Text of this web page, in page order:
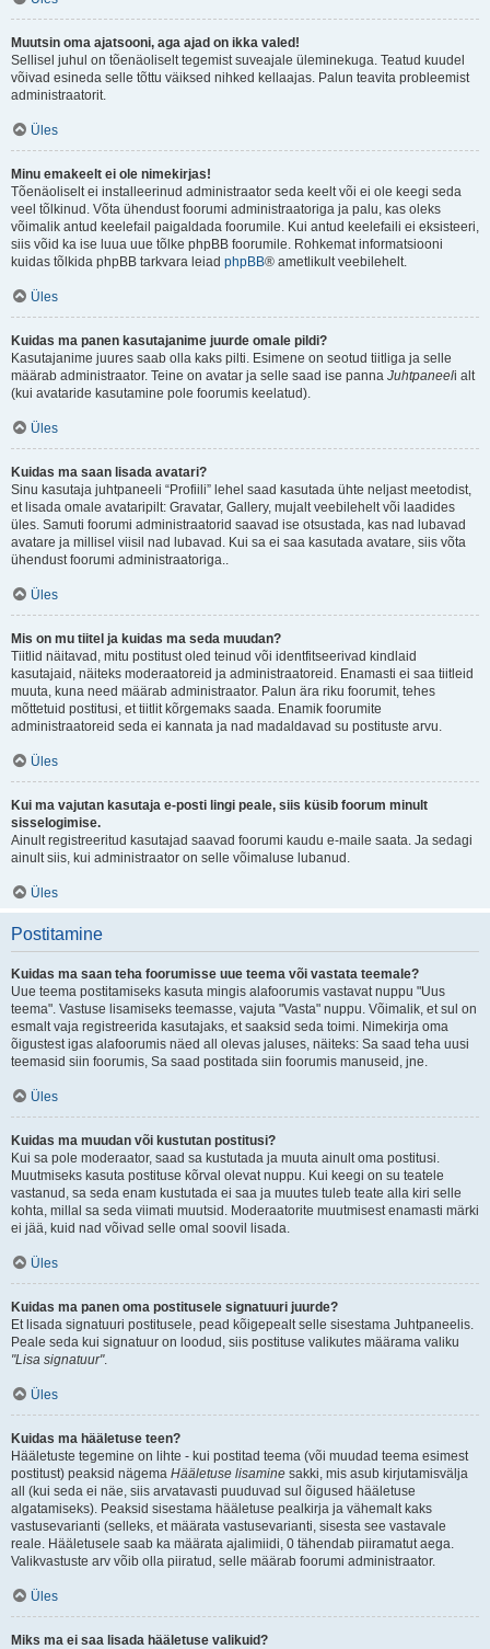
Muutsin oma ajatsooni, aga ajad on ikka valed!
Sellisel juhul on tõenäoliselt tegemist suveajale üleminekuga. Teatud kuudel
võivad esineda selle tõttu väiksed nihked kellaajas. Palun teavita probleemist
administraatorit.
Üles
Minu emakeelt ei ole nimekirjas!
Tõenäoliselt ei installeerinud administraator seda keelt või ei ole keegi seda
veel tõlkinud. Võta ühendust foorumi administraatoriga ja palu, kas oleks
võimalik antud keelefail paigaldada foorumile. Kui antud keelefaili ei eksisteeri,
siis võid ka ise luua uue tõlke phpBB foorumile. Rohkemat informatsiooni
kuidas tõlkida phpBB tarkvara leiad phpBB® ametlikult veebilehelt.
Üles
Kuidas ma panen kasutajanime juurde omale pildi?
Kasutajanime juures saab olla kaks pilti. Esimene on seotud tiitliga ja selle
määrab administraator. Teine on avatar ja selle saad ise panna Juhtpaneeli alt
(kui avataride kasutamine pole foorumis keelatud).
Üles
Kuidas ma saan lisada avatari?
Sinu kasutaja juhtpaneeli “Profiili” lehel saad kasutada ühte neljast meetodist,
et lisada omale avataripilt: Gravatar, Gallery, mujalt veebilehelt või laadides
üles. Samuti foorumi administraatorid saavad ise otsustada, kas nad lubavad
avatare ja millisel viisil nad lubavad. Kui sa ei saa kasutada avatare, siis võta
ühendust foorumi administraatoriga..
Üles
Mis on mu tiitel ja kuidas ma seda muudan?
Tiitlid näitavad, mitu postitust oled teinud või identfitseerivad kindlaid
kasutajaid, näiteks moderaatoreid ja administraatoreid. Enamasti ei saa tiitleid
muuta, kuna need määrab administraator. Palun ära riku foorumit, tehes
mõttetuid postitusi, et tiitlit kõrgemaks saada. Enamik foorumite
administraatoreid seda ei kannata ja nad madaldavad su postituste arvu.
Üles
Kui ma vajutan kasutaja e-posti lingi peale, siis küsib foorum minult
sisselogimise.
Ainult registreeritud kasutajad saavad foorumi kaudu e-maile saata. Ja sedagi
ainult siis, kui administraator on selle võimaluse lubanud.
Üles
Postitamine
Kuidas ma saan teha foorumisse uue teema või vastata teemale?
Uue teema postitamiseks kasuta mingis alafoorumis vastavat nuppu "Uus
teema". Vastuse lisamiseks teemasse, vajuta "Vasta" nuppu. Võimalik, et sul on
esmalt vaja registreerida kasutajaks, et saaksid seda toimi. Nimekirja oma
õigustest igas alafoorumis näed all olevas jaluses, näiteks: Sa saad teha uusi
teemasid siin foorumis, Sa saad postitada siin foorumis manuseid, jne.
Üles
Kuidas ma muudan või kustutan postitusi?
Kui sa pole moderaator, saad sa kustutada ja muuta ainult oma postitusi.
Muutmiseks kasuta postituse kõrval olevat nuppu. Kui keegi on su teatele
vastanud, sa seda enam kustutada ei saa ja muutes tuleb teate alla kiri selle
kohta, millal sa seda viimati muutsid. Moderaatorite muutmisest enamasti märki
ei jää, kuid nad võivad selle omal soovil lisada.
Üles
Kuidas ma panen oma postitusele signatuuri juurde?
Et lisada signatuuri postitusele, pead kõigepealt selle sisestama Juhtpaneelis.
Peale seda kui signatuur on loodud, siis postituse valikutes määrama valiku
"Lisa signatuur".
Üles
Kuidas ma hääletuse teen?
Hääletuste tegemine on lihte - kui postitad teema (või muudad teema esimest
postitust) peaksid nägema Hääletuse lisamine sakki, mis asub kirjutamisvälja
all (kui seda ei näe, siis arvatavasti puuduvad sul õigused hääletuse
algatamiseks). Peaksid sisestama hääletuse pealkirja ja vähemalt kaks
vastusevarianti (selleks, et määrata vastusevarianti, sisesta see vastavale
reale. Hääletusele saab ka määrata ajalimiidi, 0 tähendab piiramatut aega.
Valikvastuste arv võib olla piiratud, selle määrab foorumi administraator.
Üles
Miks ma ei saa lisada hääletuse valikuid?